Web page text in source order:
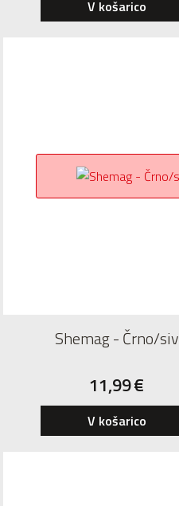
V košarico
Shemag - Črno/siv
11,99€
V košarico